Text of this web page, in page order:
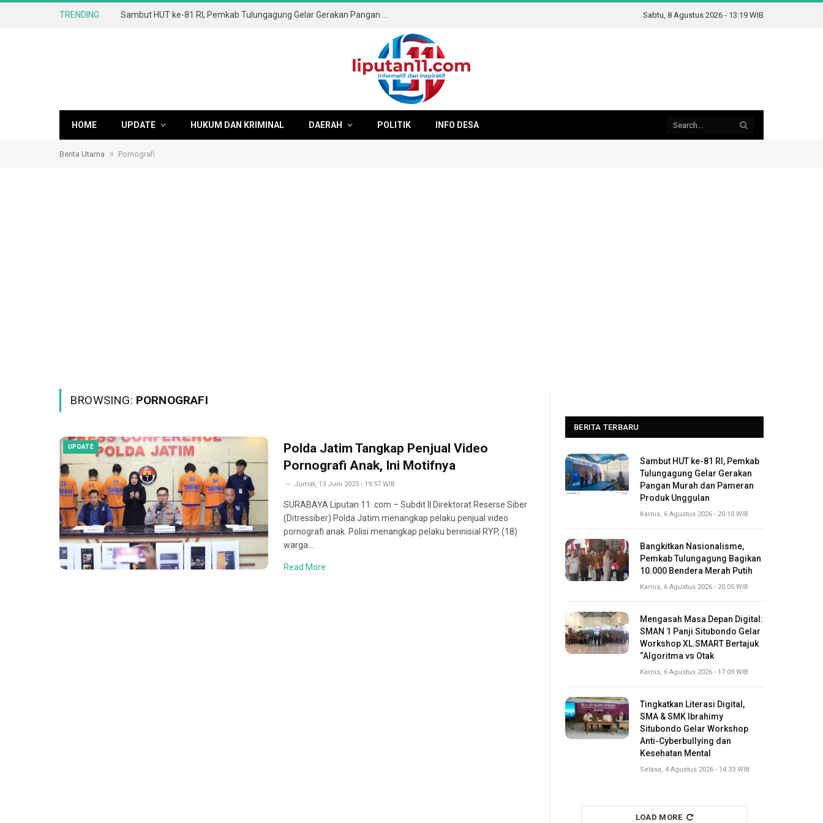
TRENDING Sabtu, 8 Agustus 2026 - 13:19 WIB
HOME UPDATE HUKUM DAN KRIMINAL DAERAH POLITIK INFO DESA
Berita Utama » Pornografi
BROWSING: PORNOGRAFI
UPDATE
Polda Jatim Tangkap Penjual Video
Pornografi Anak, Ini Motifnya
Jumat, 13 Juni 2025 - 19:57 WIB
SURABAYA Liputan 11 .com – Subdit II Direktorat Reserse Siber
(Ditressiber) Polda Jatim menangkap pelaku penjual video
pornografi anak. Polisi menangkap pelaku berinisial RYP, (18)
warga…
Read More
BERITA TERBARU
Sambut HUT ke-81 RI, Pemkab
Tulungagung Gelar Gerakan
Pangan Murah dan Pameran
Produk Unggulan
Kamis, 6 Agustus 2026 - 20:10 WIB
Bangkitkan Nasionalisme,
Pemkab Tulungagung Bagikan
10.000 Bendera Merah Putih
Kamis, 6 Agustus 2026 - 20:05 WIB
Mengasah Masa Depan Digital:
SMAN 1 Panji Situbondo Gelar
Workshop XL.SMART Bertajuk
“Algoritma vs Otak
Kamis, 6 Agustus 2026 - 17:09 WIB
Tingkatkan Literasi Digital,
SMA & SMK Ibrahimy
Situbondo Gelar Workshop
Anti-Cyberbullying dan
Kesehatan Mental
Selasa, 4 Agustus 2026 - 14:33 WIB
LOAD MORE